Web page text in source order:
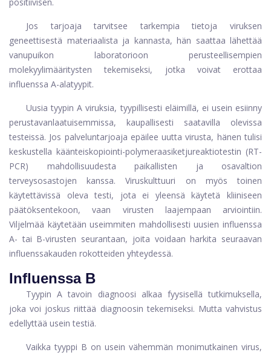
Jos tarjoaja tarvitsee tarkempia tietoja viruksen
geneettisestä materiaalista ja kannasta, hän saattaa lähettää
vanupuikon laboratorioon perusteellisempien
molekyylimääritysten tekemiseksi, jotka voivat erottaa
influenssa A-alatyypit.
Uusia tyypin A viruksia, tyypillisesti eläimillä, ei usein esiinny
perustavanlaatuisemmissa, kaupallisesti saatavilla olevissa
testeissä. Jos palveluntarjoaja epäilee uutta virusta, hänen tulisi
keskustella käänteiskopiointi-polymeraasiketjureaktiotestin (RT-
PCR) mahdollisuudesta paikallisten ja osavaltion
terveysosastojen kanssa. Viruskulttuuri on myös toinen
käytettävissä oleva testi, jota ei yleensä käytetä kliiniseen
päätöksentekoon, vaan virusten laajempaan arviointiin.
Viljelmää käytetään useimmiten mahdollisesti uusien influenssa
A- tai B-virusten seurantaan, joita voidaan harkita seuraavan
influenssakauden rokotteiden yhteydessä.
Influenssa B
Tyypin A tavoin diagnoosi alkaa fyysisellä tutkimuksella,
joka voi joskus riittää diagnoosin tekemiseksi. Mutta vahvistus
edellyttää usein testiä.
Vaikka tyyppi B on usein vähemmän monimutkainen virus,